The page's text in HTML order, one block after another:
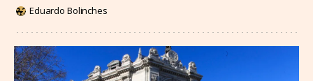
Eduardo Bolinches